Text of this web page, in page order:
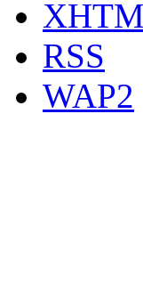
RSS
WAP2